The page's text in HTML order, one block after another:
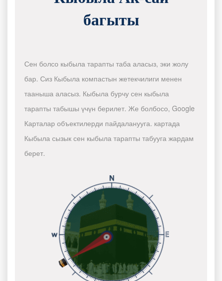
багыты
Сен болсо кыбыла тарапты таба аласыз, эки жолу
бар. Сиз Кыбыла компастын жетекчилиги менен
тааныша аласыз. Кыбыла бурчу сен кыбыла
тарапты табышы үчүн берилет. Же болбосо, Google
Карталар объектилерди пайдаланууга. картада
Кыбыла сызык сен кыбыла тарапты табууга жардам
берет.